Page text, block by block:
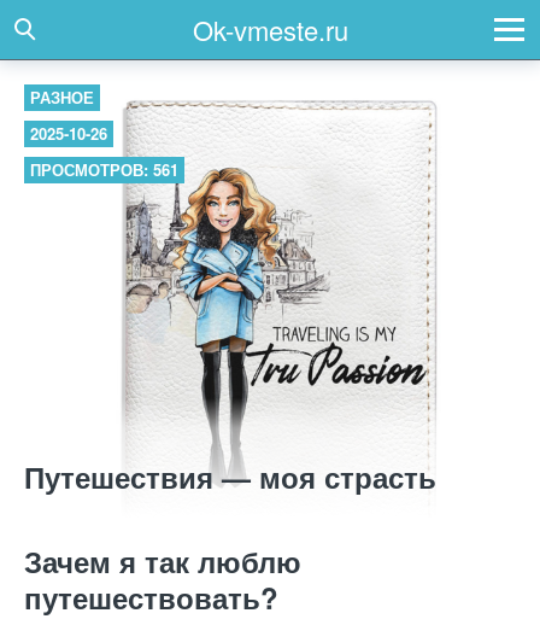
Ok-vmeste.ru
РАЗНОЕ
2025-10-26
ПРОСМОТРОВ: 561
Путешествия — моя страсть
Зачем я так люблю
путешествовать?